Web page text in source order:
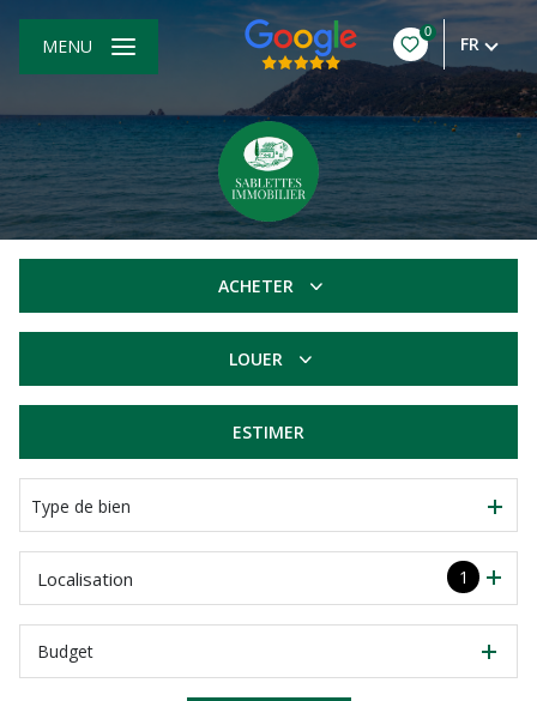
0
FR
MENU
ACHETER
LOUER
ESTIMER
Type de bien
1
Localisation
Budget